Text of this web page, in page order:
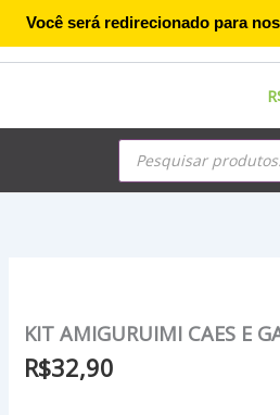
o
Pesquisar
produtos
KIT AMIGURUIMI CAES E
R$32,90
Você será redirecionado para